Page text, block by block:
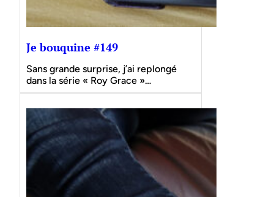
Je bouquine #149
Sans grande surprise, j’ai replongé
dans la série « Roy Grace »…